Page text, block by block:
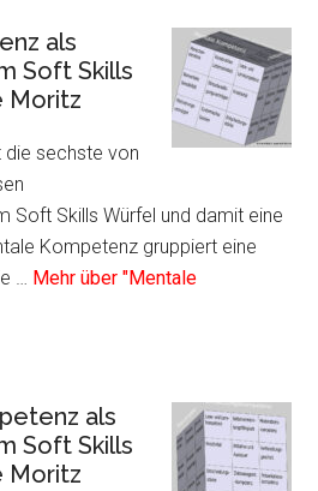
als
Soft Skills
Moritz
sechste von
Soft Skills Würfel und damit eine
Kompetenz gruppiert eine
… Mehr über "Mentale
Mentale
als
Soft Skills
Moritz